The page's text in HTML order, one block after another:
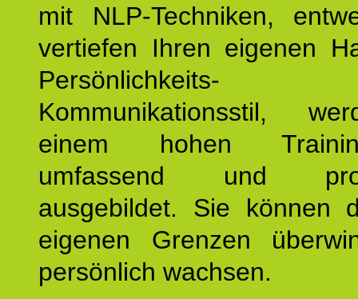
mit NLP-Techniken,
vertiefen Ihren eigenen
Kommunikationsstil,
einem hohen
umfassend und
ausgebildet. Sie können
eigenen Grenzen
persönlich wachsen.